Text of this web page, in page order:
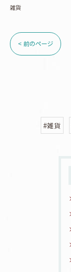
雑貨
< 前のページ
#雑貨